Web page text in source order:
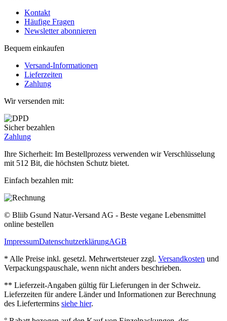
Kontakt
Häufige Fragen
Newsletter abonnieren
Bequem einkaufen
Versand-Informationen
Lieferzeiten
Zahlung
Wir versenden mit:
Sicher bezahlen
Zahlung
Ihre Sicherheit: Im Bestellprozess verwenden wir Verschlüsselung
mit 512 Bit, die höchsten Schutz bietet.
Einfach bezahlen mit:
© Bliib Gsund Natur-Versand AG - Beste vegane Lebensmittel
online bestellen
ImpressumDatenschutzerklärungAGB
* Alle Preise inkl. gesetzl. Mehrwertsteuer zzgl. Versandkosten und
Verpackungspauschale, wenn nicht anders beschrieben.
** Lieferzeit‐Angaben gültig für Lieferungen in der Schweiz.
Lieferzeiten für andere Länder und Informationen zur Berechnung
des Liefertermins siehe hier.